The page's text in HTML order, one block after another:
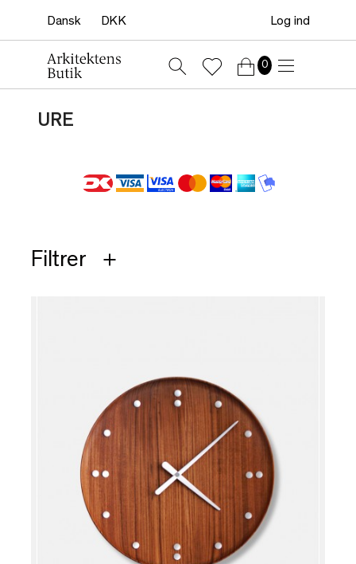
Log ind
0
URE
Filtrer